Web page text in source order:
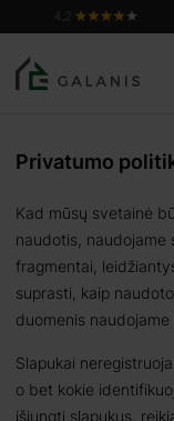
Privatumo
Kad mūsų svetainė
naudotis, naudojame
fragmentai,
suprasti, kaip
duomenis
Slapukai
o bet kokie
išjungti slapukus,